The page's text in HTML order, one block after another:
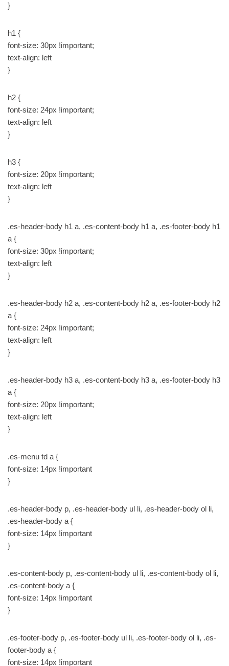
}
h1 {
font-size: 30px !important;
text-align: left
}
h2 {
font-size: 24px !important;
text-align: left
}
h3 {
font-size: 20px !important;
text-align: left
}
.es-header-body h1 a, .es-content-body h1 a, .es-footer-body h1
a {
font-size: 30px !important;
text-align: left
}
.es-header-body h2 a, .es-content-body h2 a, .es-footer-body h2
a {
font-size: 24px !important;
text-align: left
}
.es-header-body h3 a, .es-content-body h3 a, .es-footer-body h3
a {
font-size: 20px !important;
text-align: left
}
.es-menu td a {
font-size: 14px !important
}
.es-header-body p, .es-header-body ul li, .es-header-body ol li,
.es-header-body a {
font-size: 14px !important
}
.es-content-body p, .es-content-body ul li, .es-content-body ol li,
.es-content-body a {
font-size: 14px !important
}
.es-footer-body p, .es-footer-body ul li, .es-footer-body ol li, .es-
footer-body a {
font-size: 14px !important